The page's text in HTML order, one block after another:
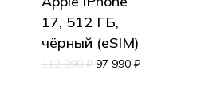
17, 512 ГБ,
чёрный (eSIM)
112 990₽ 97 990 ₽